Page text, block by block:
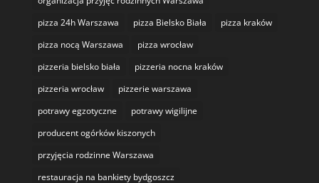
pizza 24h Warszawa
pizza Bielsko Biała
pizza kraków
pizza nocą Warszawa
pizza wrocław
pizzeria bielsko biała
pizzeria nocna kraków
pizzeria wrocław
pizzerie warszawa
potrawy egzotyczne
potrawy wigilijne
producent ogórków kiszonych
przyjęcia rodzinne Warszawa
restauracja na bankiety bydgoszcz